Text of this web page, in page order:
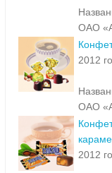
ОАО
2012
ОАО
2012